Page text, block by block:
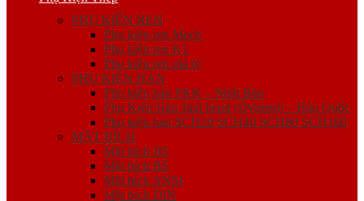
PHỤ KIỆN REN
Phụ kiện ren Mech
Phụ kiện ren K1
Phụ kiện ren giá rẻ
PHỤ KIỆN HÀN
Phụ kiện hàn FKK – Nhật Bản
Phụ Kiện Hàn Jinil bend (Dybend) – Hàn Quốc
Phụ kiện hàn SCH20 SCH40 SCH80 SCH160
MẶT BÍCH
Mặt bích JIS
Mặt bích BS
Mặt bích ANSI
Mặt bích DIN